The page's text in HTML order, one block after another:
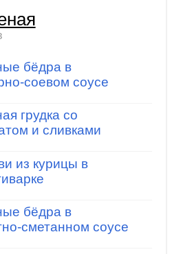
бёдра в
соевом соусе
грудка со
и сливками
из курицы в
бёдра в
сметанном соусе